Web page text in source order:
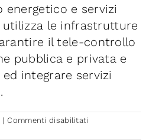
e servizi
utilizza le infrastrutture
il tele-controllo
pubblica e privata e
integrare servizi
| Commenti disabilitati